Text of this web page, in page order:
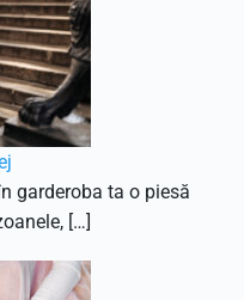
garderoba ta o piesă
[…]